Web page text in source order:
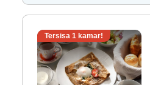
Tersisa 1 kamar!